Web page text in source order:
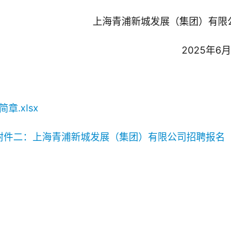
上海青浦新城发展（集团）有限
2025年6
章.xlsx
件二：上海青浦新城发展（集团）有限公司招聘报名